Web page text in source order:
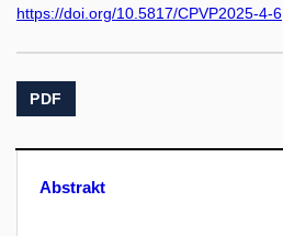
https://doi.org/10.5817/CPVP2025-4-6
PDF
Abstrakt